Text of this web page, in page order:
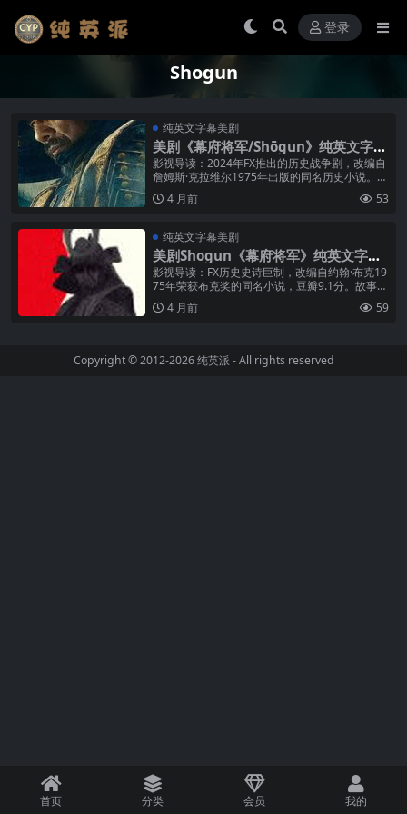
登录
Shogun
纯英文字幕美剧
美剧《幕府将军/Shōgun》纯英文字幕
MP4下载
影视导读：2024年FX推出的历史战争剧，改编自
詹姆斯·克拉维尔1975年出版的同名历史小说。作
为FX历史上最昂贵的剧集之一，《幕府将军》共
制作了五集，单集预算...
4 月前 53
纯英文字幕美剧
美剧Shogun《幕府将军》纯英文字幕
MP4下载
影视导读：FX历史史诗巨制，改编自约翰·布克19
75年荣获布克奖的同名小说，豆瓣9.1分。故事以
1600年日本战国时代为背景，讲述英国航海家约
翰·布莱克索恩在因...
4 月前 59
Copyright © 2012-2026纯英派 - All rights reserved
首页 分类 会员 我的